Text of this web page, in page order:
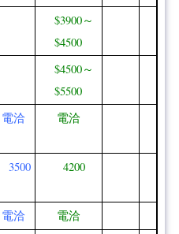
$3900～
$4500
$4500～
$5500
電洽 電洽
3500 4200
電洽 電洽